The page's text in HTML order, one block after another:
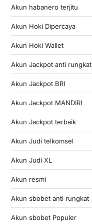
Akun habanero terjitu
Akun Hoki Dipercaya
Akun Hoki Wallet
Akun Jackpot anti rungkat
Akun Jackpot BRI
Akun Jackpot MANDIRI
Akun Jackpot terbaik
Akun Judi telkomsel
Akun Judi XL
Akun resmi
Akun sbobet anti rungkat
Akun sbobet Populer